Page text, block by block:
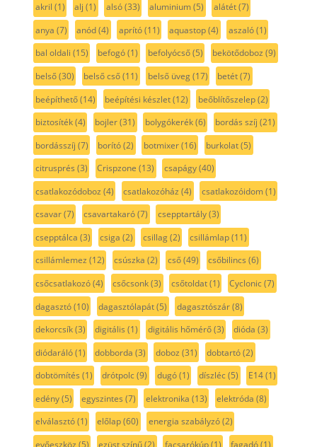
akril (1) alj (1) alsó(33) aluminium(5) alátét(7)
anya (7) anód(4) aprító(11) aquastop(4) aszaló(1)
bal oldali (15) befogó(1) befolyócső(5) bekötődoboz (9)
belső(30) belső cső(11) belső üveg(17) betét(7)
beépíthető(14) beépítési készlet(12) beőblítőszelep(2)
biztosíték(4) bojler(31) bolygókerék(6) bordás szíj (21)
bordásszíj (7) borító(2) botmixer(16) burkolat(5)
citrusprés (3) Crispzone (13) csapágy(40)
csatlakozódoboz (4) csatlakozóház (4) csatlakozóidom(1)
csavar(7) csavartakaró(7) csepptartály(3)
csepptálca (3) csiga (2) csillag(2) csillámlap(11)
csillámlemez (12) csúszka (2) cső(49) csőbilincs (6)
csőcsatlakozó(4) csőcsonk(3) csőtoldat(1) Cyclonic(7)
dagasztó(10) dagasztólapát(5) dagasztószár(8)
dekorcsík(3) digitális (1) digitális hőmérő(3) dióda (3)
diódaráló(1) dobborda (3) doboz (31) dobtartó(2)
dobtömítés (1) drótpolc(9) dugó(1) díszléc(5) E14(1)
edény(5) egyszintes (7) elektronika (13) elektróda (8)
elválasztó(1) előlap(60) energia szabályzó(2)
evőeszköz (5) ezüst színű(2) facsarókúp(1) fagadó(1)